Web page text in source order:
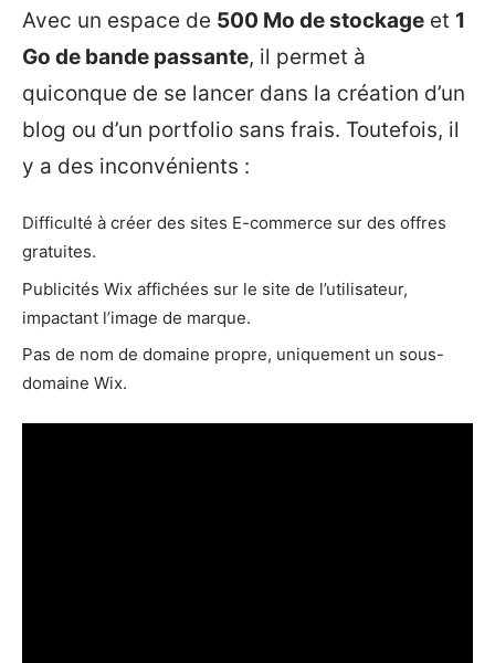
Avec un espace de 500 Mo de stockage et 1
Go de bande passante, il permet à
quiconque de se lancer dans la création d’un
blog ou d’un portfolio sans frais. Toutefois, il
y a des inconvénients :
Difficulté à créer des sites E-commerce sur des offres
gratuites.
Publicités Wix affichées sur le site de l’utilisateur,
impactant l’image de marque.
Pas de nom de domaine propre, uniquement un sous-
domaine Wix.